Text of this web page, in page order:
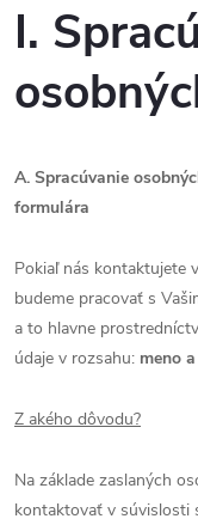
I.
A. Spracúvanie
formulára
Pokiaľ nás kontaktujete
budeme pracovať s
a to hlavne
údaje v rozsahu: meno
Z akého dôvodu?
Na základe zaslaných
kontaktovať v súvislosti